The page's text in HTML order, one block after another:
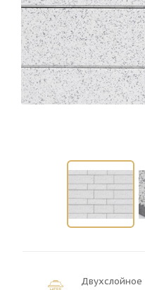
Двухслойное